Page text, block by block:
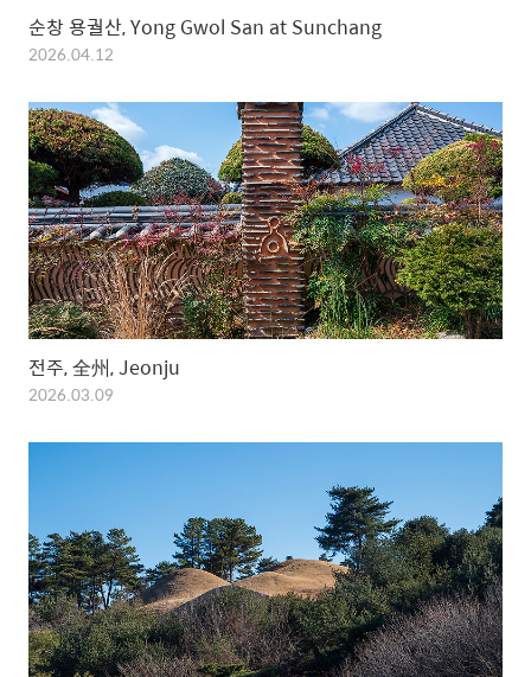
순창 용궐산, Yong Gwol San at Sunchang
2026.04.12
전주, 全州, Jeonju
2026.03.09